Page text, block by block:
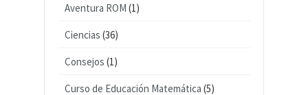
Aventura ROM (1)
Ciencias (36)
Consejos (1)
Curso de Educación Matemática (5)